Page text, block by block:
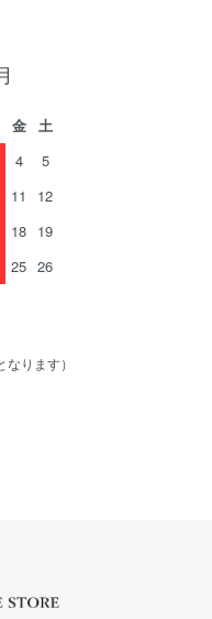
金
土
4
5
11
12
18 19
25 26
ります）